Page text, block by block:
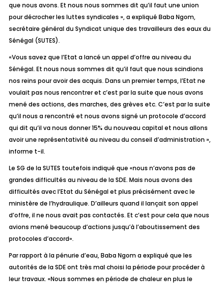
que nous avons. Et nous nous sommes dit qu’il faut une union
pour décrocher les luttes syndicales », a expliqué Baba Ngom,
secrétaire général du Syndicat unique des travailleurs des eaux du
Sénégal (SUTES).
«Vous savez que l’Etat a lancé un appel d’offre au niveau du
Sénégal. Et nous nous sommes dit qu’il faut que nous scindions
nos reins pour avoir des acquis. Dans un premier temps, l’Etat ne
voulait pas nous rencontrer et c’est par la suite que nous avons
mené des actions, des marches, des grèves etc. C’est par la suite
qu’il nous a rencontré et nous avons signé un protocole d’accord
qui dit qu’il va nous donner 15% du nouveau capital et nous allons
avoir une représentativité au niveau du conseil d’administration »,
informe t-il.
Le SG de la SUTES toutefois indiqué que «nous n’avons pas de
grandes difficultés au niveau de la SDE. Mais nous avons des
difficultés avec l’Etat du Sénégal et plus précisément avec le
ministère de l’hydraulique. D’ailleurs quand il lançait son appel
d’offre, il ne nous avait pas contactés. Et c’est pour cela que nous
avions mené beaucoup d’actions jusqu’à l’aboutissement des
protocoles d’accord».
Par rapport à la pénurie d’eau, Baba Ngom a expliqué que les
autorités de la SDE ont très mal choisi la période pour procéder à
leur travaux. «Nous sommes en période de chaleur en plus le